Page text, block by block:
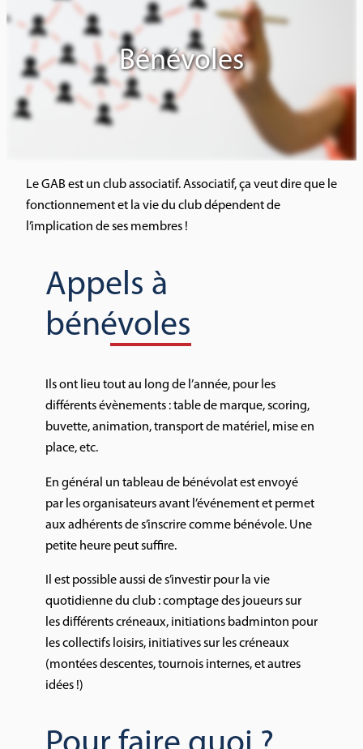
Bénévoles
Le GAB est un club associatif. Associatif, ça veut dire que le
fonctionnement et la vie du club dépendent de
l’implication de ses membres !
Appels à
bénévoles
Ils ont lieu tout au long de l’année, pour les
différents évènements : table de marque, scoring,
buvette, animation, transport de matériel, mise en
place, etc.
En général un tableau de bénévolat est envoyé
par les organisateurs avant l’événement et permet
aux adhérents de s’inscrire comme bénévole. Une
petite heure peut suffire.
Il est possible aussi de s’investir pour la vie
quotidienne du club : comptage des joueurs sur
les différents créneaux, initiations badminton pour
les collectifs loisirs, initiatives sur les créneaux
(montées descentes, tournois internes, et autres
idées !)